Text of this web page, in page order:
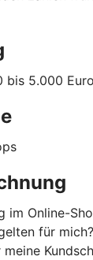
bis 5.000 Euro
im Online-
für mich?